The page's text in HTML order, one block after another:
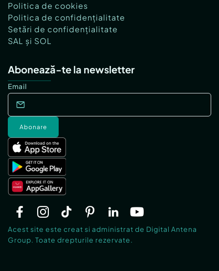
Politica de cookies
Politica de confidențialitate
Setări de confidențialitate
SAL și SOL
Abonează-te la newsletter
Email
Abonare
Acest site este creat si administrat de Digital Antena
Group. Toate drepturile rezervate.